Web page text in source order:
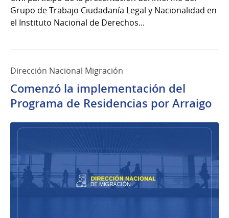
Grupo de Trabajo Ciudadanía Legal y Nacionalidad en
el Instituto Nacional de Derechos...
Dirección Nacional Migración
Comenzó la implementación del
Programa de Residencias por Arraigo